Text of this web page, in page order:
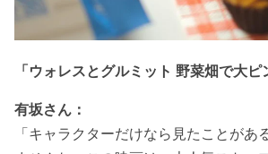
「ウォレスとグルミット 野菜畑で大
有坂さん：
「キャラクターだけなら見たことがあ